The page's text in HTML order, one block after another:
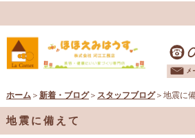
ホーム＞ 新着・ブログ＞ スタッフブログ＞地震に
地震に備えて